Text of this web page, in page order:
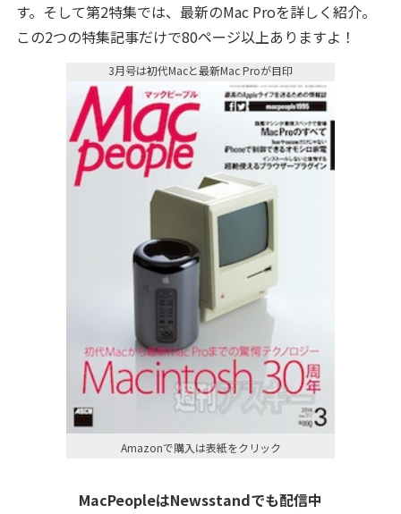
す。そして第2特集では、最新のMac Proを詳しく紹介。
この2つの特集記事だけで80ページ以上ありますよ！
3月号は初代Macと最新Mac Proが目印
Amazonで購入は表紙をクリック
MacPeopleはNewsstandでも配信中